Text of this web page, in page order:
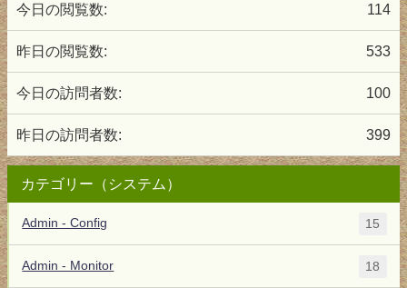
114
今日の閲覧数:
533
昨日の閲覧数:
100
今日の訪問者数:
399
昨日の訪問者数:
カテゴリー（システム）
Admin - Config 15
Admin - Monitor 18